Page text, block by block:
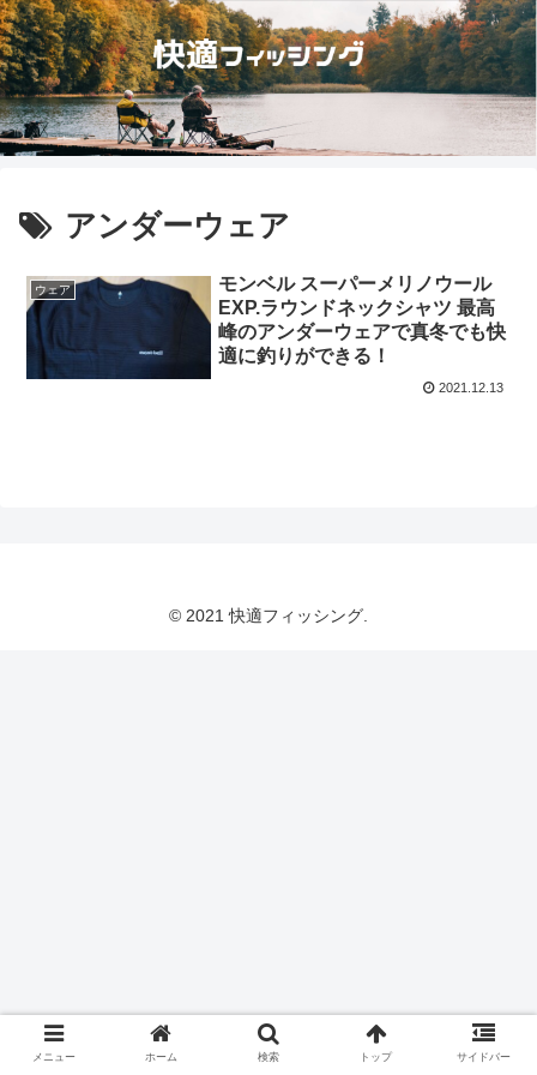
アンダーウェア
ウェア
モンベル スーパーメリノウール
EXP.ラウンドネックシャツ 最高
峰のアンダーウェアで真冬でも快
適に釣りができる！
2021.12.13
© 2021 快適フィッシング.
メニュー ホーム 検索 トップ サイドバー